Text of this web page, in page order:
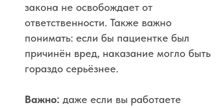
закона не освобождает от
ответственности. Также важно
понимать: если бы пациентке был
причинён вред, наказание могло быть
гораздо серьёзнее.
Важно: даже если вы работаете